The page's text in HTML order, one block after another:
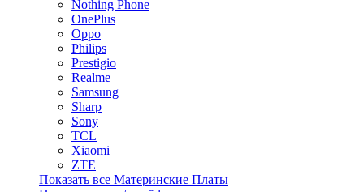
Nothing Phone
OnePlus
Oppo
Philips
Prestigio
Realme
Samsung
Sharp
Sony
TCL
Xiaomi
ZTE
Показать все Материнские Платы